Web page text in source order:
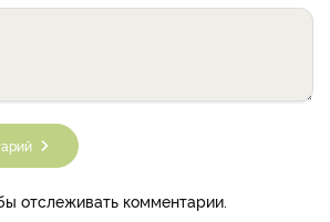
отслеживать комментарии.